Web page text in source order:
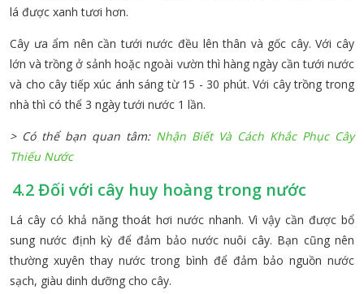
lá được xanh tươi hơn.
Cây ưa ẩm nên cần tưới nước đều lên thân và gốc cây. Với cây
lớn và trồng ở sảnh hoặc ngoài vườn thì hàng ngày cần tưới nước
và cho cây tiếp xúc ánh sáng từ 15 - 30 phút. Với cây trồng trong
nhà thì có thể 3 ngày tưới nước 1 lần.
> Có thể bạn quan tâm: Nhận Biết Và Cách Khắc Phục Cây
Thiếu Nước
4.2 Đối với cây huy hoàng trong nước
Lá cây có khả năng thoát hơi nước nhanh. Vì vậy cần được bổ
sung nước định kỳ để đảm bảo nước nuôi cây. Bạn cũng nên
thường xuyên thay nước trong bình để đảm bảo nguồn nước
sạch, giàu dinh dưỡng cho cây.